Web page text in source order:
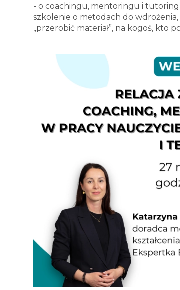
- o coachingu, mentoringu i
szkolenie o metodach do
„przerobić materiał”, na kogoś, kto